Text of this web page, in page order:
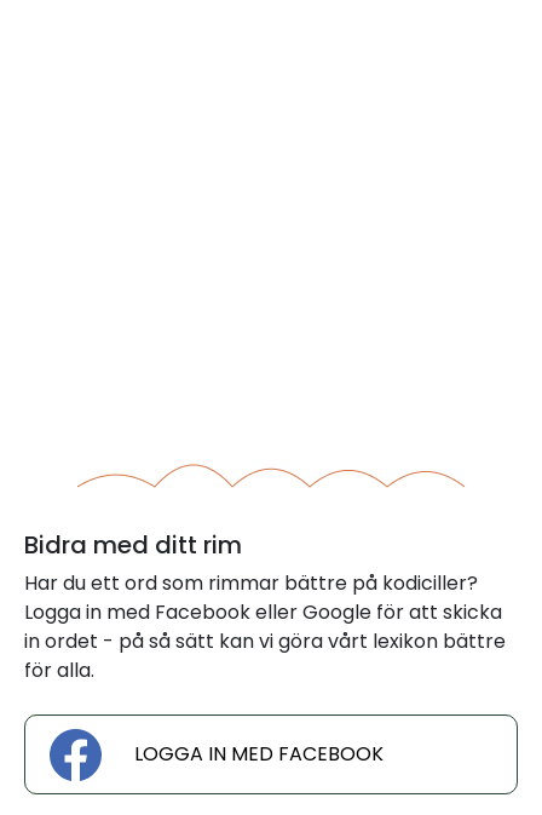
Bidra med ditt rim
Har du ett ord som rimmar bättre på kodiciller?
Logga in med Facebook eller Google för att skicka
in ordet - på så sätt kan vi göra vårt lexikon bättre
för alla.
LOGGA IN MED FACEBOOK